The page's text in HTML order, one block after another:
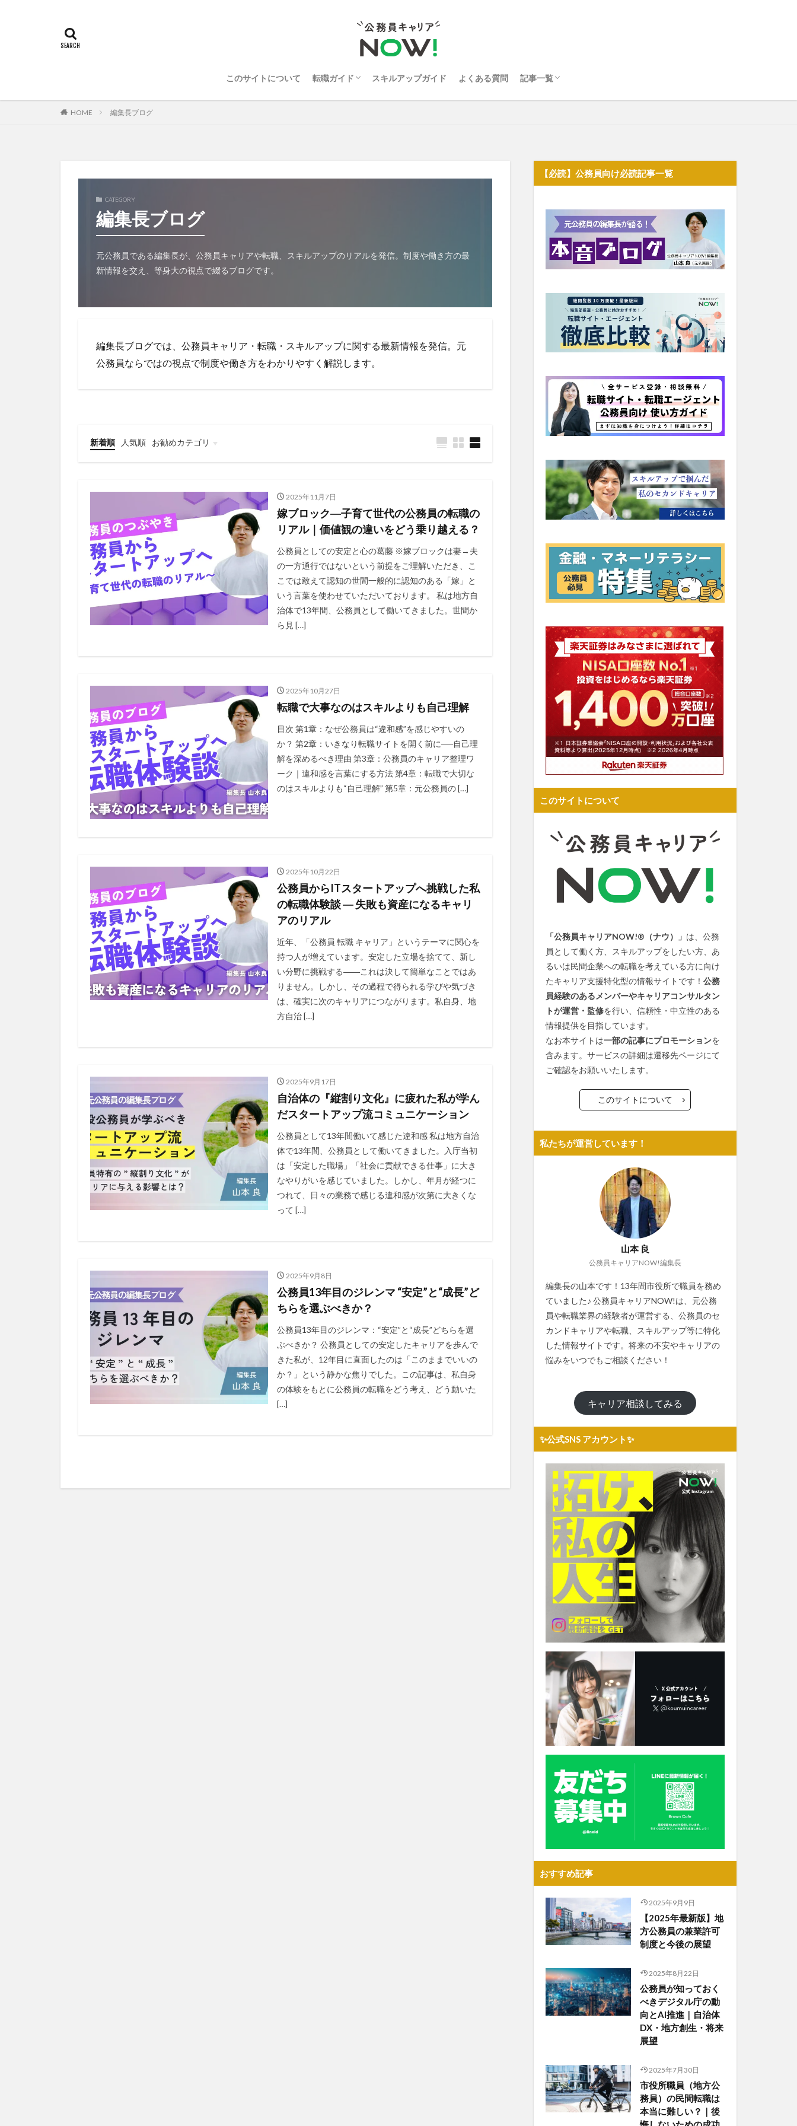
このサイトについて 転職ガイド
公務員向け転職サイト・エージェントランキ
スキルアップガイド よくある質問 記事一覧
公務員の転職
公務員のキャリア
公務員のスキルアップ
HOME 編集長ブログ
CATEGORY
編集長ブログ
元公務員である編集長が、公務員キャリアや転職、スキルアップのリアルを発信。制度や働き方の最
新情報を交え、等身大の視点で綴るブログです。
編集長ブログでは、公務員キャリア・転職・スキルアップに関する最新情報を発信。元
公務員ならではの視点で制度や働き方をわかりやすく解説します。
新着順 人気順
お勧めカテゴリ
2025年11月7日
嫁ブロック―子育て世代の公務員の転職の
リアル｜価値観の違いをどう乗り越える？
公務員としての安定と心の葛藤 ※嫁ブロックは妻→夫
の一方通行ではないという前提をご理解いただき、こ
こでは敢えて認知の世間一般的に認知のある「嫁」と
いう言葉を使わせていただいております。 私は地方自
治体で13年間、公務員として働いてきました。世間か
ら見 […]
2025年10月27日
転職で大事なのはスキルよりも自己理解
目次 第1章：なぜ公務員は“違和感”を感じやすいの
か？ 第2章：いきなり転職サイトを開く前に──自己理
解を深めるべき理由 第3章：公務員のキャリア整理ワ
ーク｜違和感を言葉にする方法 第4章：転職で大切な
のはスキルよりも“自己理解” 第5章：元公務員の […]
2025年10月22日
公務員からITスタートアップへ挑戦した私
の転職体験談 ― 失敗も資産になるキャリ
アのリアル
近年、「公務員 転職 キャリア」というテーマに関心を
持つ人が増えています。安定した立場を捨てて、新し
い分野に挑戦する――これは決して簡単なことではあ
りません。しかし、その過程で得られる学びや気づき
は、確実に次のキャリアにつながります。私自身、地
方自治 […]
2025年9月17日
自治体の『縦割り文化』に疲れた私が学ん
だスタートアップ流コミュニケーション
公務員として13年間働いて感じた違和感 私は地方自治
体で13年間、公務員として働いてきました。入庁当初
は「安定した職場」「社会に貢献できる仕事」に大き
なやりがいを感じていました。しかし、年月が経つに
つれて、日々の業務で感じる違和感が次第に大きくな
って […]
2025年9月8日
公務員13年目のジレンマ “安定”と“成長”ど
ちらを選ぶべきか？
公務員13年目のジレンマ：“安定”と“成長”どちらを選
ぶべきか？ 公務員としての安定したキャリアを歩んで
きた私が、12年目に直面したのは「このままでいいの
か？」という静かな焦りでした。この記事は、私自身
の体験をもとに公務員の転職をどう考え、どう動いた
[…]
【必読】公務員向け必読記事一覧
このサイトについて
「公務員キャリアNOW!®（ナウ）」 は、公務
員として働く方、スキルアップをしたい方、あ
るいは民間企業への転職を考えている方に向け
たキャリア支援特化型の情報サイトです！ 公務
員経験のあるメンバーやキャリアコンサルタン
トが運営・監修を行い、信頼性・中立性のある
情報提供を目指しています。
なお本サイトは一部の記事にプロモーションを
含みます。サービスの詳細は遷移先ページにて
ご確認をお願いいたします。
このサイトについて
私たちが運営しています！
山本 良
公務員キャリアNOW!編集長
編集長の山本です！13年間市役所で職員を務め
ていました♪ 公務員キャリアNOW!は、元公務
員や転職業界の経験者が運営する、公務員のセ
カンドキャリアや転職、スキルアップ等に特化
した情報サイトです。将来の不安やキャリアの
悩みをいつでもご相談ください！
キャリア相談してみる
✨公式SNS アカウント✨
おすすめ記事
2025年9月9日
【2025年最新版】地
方公務員の兼業許可
制度と今後の展望
2025年8月22日
公務員が知っておく
べきデジタル庁の動
向とAI推進｜自治体
DX・地方創生・将来
展望
2025年7月30日
市役所職員（地方公
務員）の民間転職は
本当に難しい？｜後